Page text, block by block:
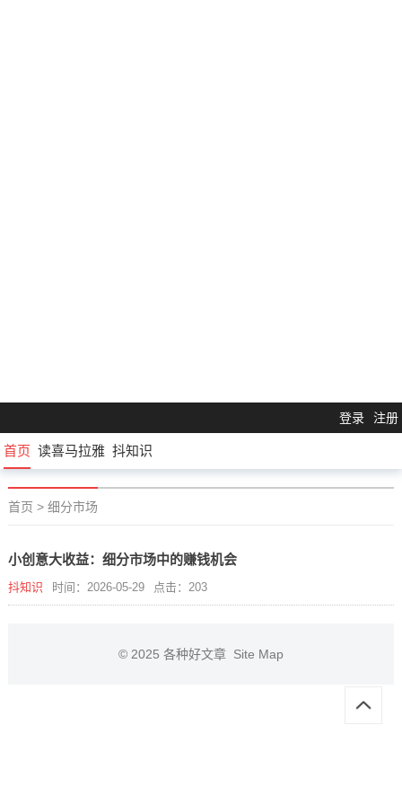
登录 注册
首页 读喜马拉雅 抖知识
首页 > 细分市场
小创意大收益：细分市场中的赚钱机会
抖知识 时间：2026-05-29 点击：203
© 2025 各种好文章 Site Map